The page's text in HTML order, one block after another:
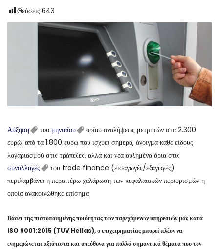
Θεάσεις:643
Αύξηση του μηνιαίου
ορίου αναλήψεως μετρητών στα 2.300
ευρώ, από τα 1.800 ευρώ που ισχύει σήμερα, άνοιγμα κάθε είδους
λογαριασμού στις τράπεζες, αλλά και νέα αυξημένα όρια στις
συναλλαγές
του trade finance (εισαγωγές/εξαγωγές)
περιλαμβάνει η περαιτέρω χαλάρωση των κεφαλαιακών περιορισμών η
οποία ανακοινώθηκε επίσημα
Βάσει της πιστοποιημένης ποιότητας των παρεχόμενων υπηρεσιών μας κατά
ISO 9001:2015 (TUV Hellas), ο επιχειρηματίας μπορεί πλέον να
ενημερώνεται αξιόπιστα και υπεύθυνα για πολλά σημαντικά θέματα που τον